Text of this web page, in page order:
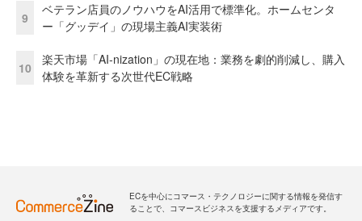
9
ベテラン店員のノウハウをAI活用で標準化。ホームセンタ
ー「グッデイ」の現場主義AI実装術
10
楽天市場「AI-nization」の現在地：業務を劇的削減し、購入
体験を革新する次世代EC戦略
ECを中心にコマース・テクノロジーに関する情報を発信す
ることで、コマースビジネスを支援するメディアです。